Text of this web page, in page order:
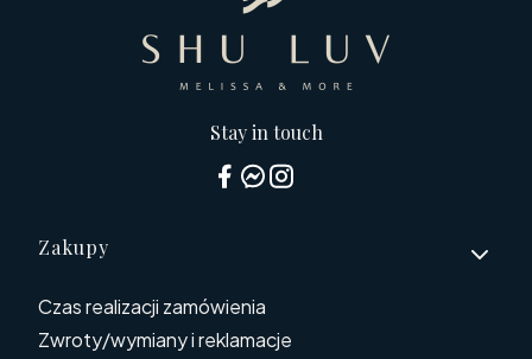
Stay in touch
Linki w stopce
Zakupy
Czas realizacji zamówienia
Zwroty/wymiany i reklamacje